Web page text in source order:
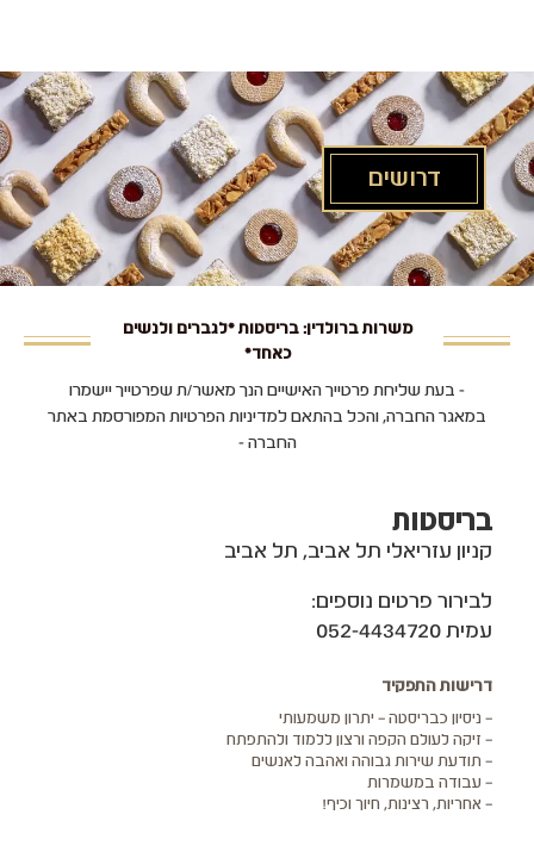
דרושים
משרות ברולדין: בריסטות *לגברים ולנשים
כאחד*
- בעת שליחת פרטייך האישיים הנך מאשר/ת שפרטייך יישמרו
במאגר החברה, והכל בהתאם למדיניות הפרטיות המפורסמת באתר
החברה -
בריסטות
קניון עזריאלי תל אביב, תל אביב
לבירור פרטים נוספים:
עמית 052-4434720
דרישות התפקיד
– ניסיון כבריסטה – יתרון משמעותי
– זיקה לעולם הקפה ורצון ללמוד ולהתפתח
– תודעת שירות גבוהה ואהבה לאנשים
– עבודה במשמרות
– אחריות, רצינות, חיוך וכיף!